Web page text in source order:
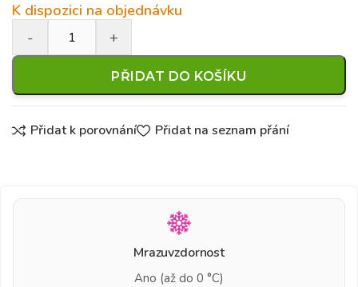
K dispozici na objednávku
PŘIDAT DO KOŠÍKU
Přidat k porovnání Přidat na seznam přání
Mrazuvzdornost
Ano (až do 0 °C)